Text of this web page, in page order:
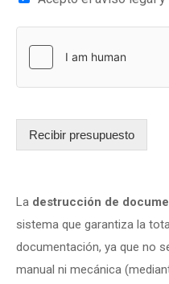
Recibir presupuesto
La destrucción de
sistema que garantiza la
documentación, ya que no
manual ni mecánica